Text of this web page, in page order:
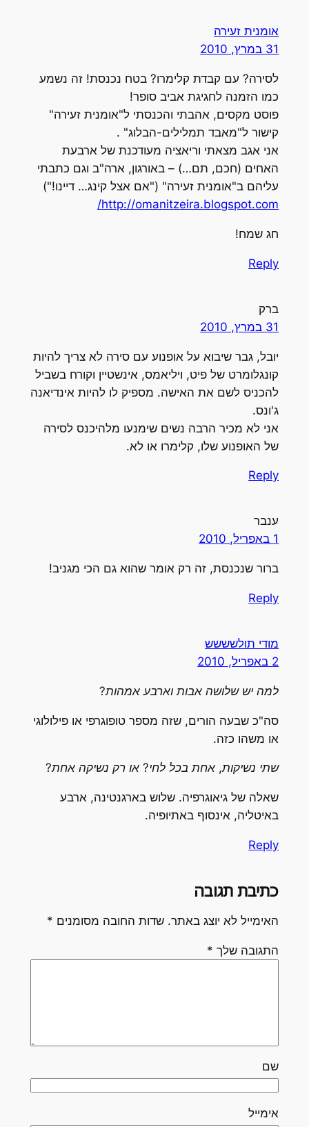
אומנית זעירה
31 במרץ, 2010
לסירה? עם קבדת קלימרו? בטח נכנסת! זה נשמע
כמו הזמנה לחגיגת אביב סופר!
פוסט מקסים, אהבתי והכנסתי ל"אומנית זעירה"
קישור ל"מאבד תמלילים-הבלוג" .
אני אגב מצאתי וריאציה מעודכנת של ארבעת
האחים (חכם, תם…) – באורגון, ארה"ב וגם כתבתי
עליהם ב"אומנית זעירה" ("אם אצל קינג… דיינו!")
http://omanitzeira.blogspot.com/
חג שמח!
Reply
ברק
31 במרץ, 2010
יובל, גבר שיבוא על אופנוע עם סירה לא צריך להיות
קונגלומרט של פיט, ויליאמס, אינשטיין וקורח בשביל
להכניס לשם את האישה. מספיק לו להיות אינדיאנה
ג'ונס.
אני לא מכיר הרבה נשים שימנעו מלהיכנס לסירה
של האופנוע שלו, קלימרו או לא.
Reply
ענבר
1 באפריל, 2010
ברור שנכנסת, זה רק אומר שהוא גם הכי מגניב!
Reply
מודי תולשששש
2 באפריל, 2010
למה יש שלושה אבות וארבע אמהות?
סה"כ שבעה הורים, שזה מספר טופוגרפי או פילולוגי
או משהו כזה.
שתי נשיקות, אחת בכל לחי? או רק נשיקה אחת?
שאלה של גיאוגרפיה. שלוש בארגנטינה, ארבע
באיטליה, אינסוף באתיופיה.
Reply
כתיבת תגובה
האימייל לא יוצג באתר. שדות החובה מסומנים *
התגובה שלך *
שם
אימייל